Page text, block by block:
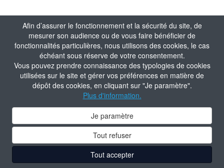
Afin d’assurer le fonctionnement et la sécurité du site, de
mesurer son audience ou de vous faire bénéficier de
fonctionnalités particulières, nous utilisons des cookies, le cas
échéant sous réserve de votre consentement.
Vous pouvez prendre connaissance des typologies de cookies
utilisées sur le site et gérer vos préférences en matière de
dépôt des cookies, en cliquant sur "Je paramètre".
Plus d'information.
Je paramètre
Tout refuser
Tout accepter